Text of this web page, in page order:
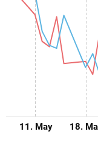
11. May 18.